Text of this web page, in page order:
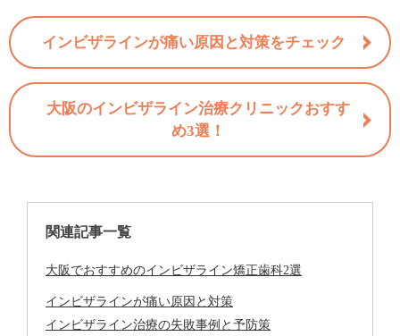
インビザラインが痛い原因と対策をチェック
大阪のインビザライン治療クリニックおすす
め3選！
関連記事一覧
大阪でおすすめのインビザライン矯正歯科2選
インビザラインが痛い原因と対策
インビザライン治療の失敗事例と予防策